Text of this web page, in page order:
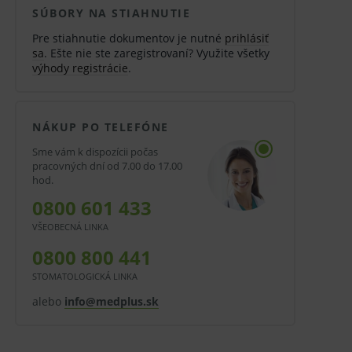
SÚBORY NA STIAHNUTIE
Pre stiahnutie dokumentov je nutné prihlásiť
sa. Ešte nie ste zaregistrovaní? Využite všetky
výhody registrácie.
NÁKUP PO TELEFÓNE
Sme vám k dispozícii počas
pracovných dní od 7.00 do 17.00
hod.
0800 601 433
VŠEOBECNÁ LINKA
0800 800 441
STOMATOLOGICKÁ LINKA
alebo info@medplus.sk